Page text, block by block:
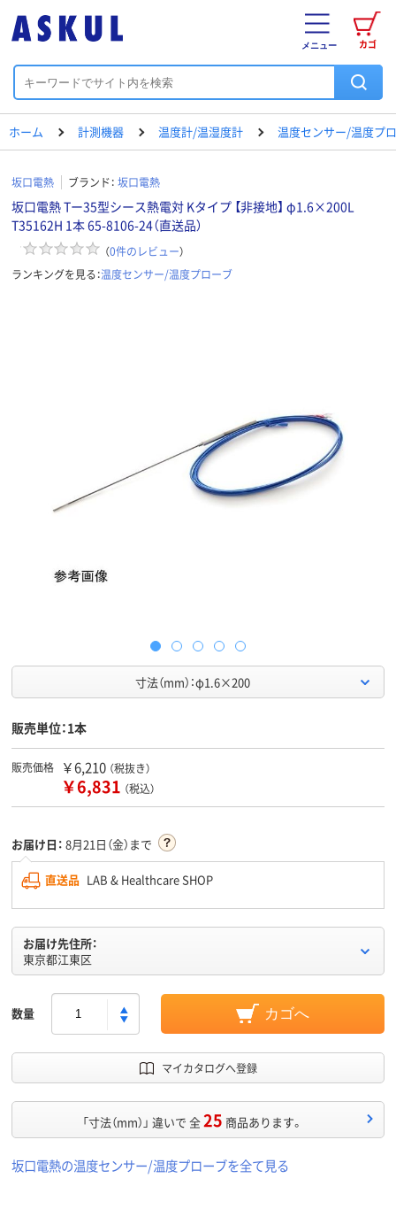
カゴ
メニュー
ホーム 計測機器 温度計/温湿度計 温度センサー/温度プ
坂口電熱 ブランド： 坂口電熱
坂口電熱 Tー35型シース熱電対 Kタイプ 【非接地】 φ1.6×200L
T35162H 1本 65-8106-24（直送品）
（0件のレビュー）
ランキングを見る：温度センサー/温度プローブ
寸法（mm）：φ1.6×200
販売単位：1本
販売価格 ￥6,210 （税抜き）
￥6,831 （税込）
お届け日： 8月21日（金）まで
直送品 LAB & Healthcare SHOP
お届け先住所：
東京都江東区
数量 カゴへ
マイカタログへ登録
「寸法（mm）」 違いで 全25 商品あります。
坂口電熱の温度センサー/温度プローブを全て見る